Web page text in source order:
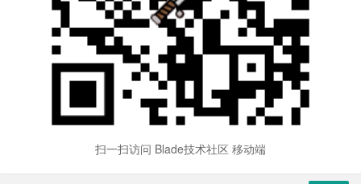
扫一扫访问 Blade技术社区 移动端